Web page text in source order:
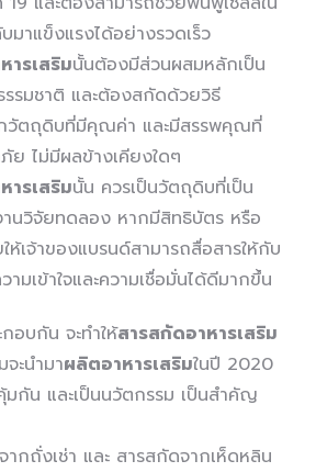
มาแข็งแรงได้อย่างรวดเร็ว
รเสริมนั้นต้องมีส่วนผสมหลักเป็น
รมชาติ และต้องสกัดด้วยวิธี
วัตถุดิบที่มีคุณค่า และมีสรรพคุณที่
ย ไม่มีผลข้างเคียงใดๆ
รเสริมนั้น ควรเป็นวัตถุดิบที่เป็น
นวิจัยทดลอง หากมีสิทธิบัตร หรือ
ห้เจ้าของแบรนด์สามารถสื่อสารให้กับ
ามเข้าใจและความเชื่อมั่นได้ดีมากขึ้น
อบกัน จะทำให้สารสกัดอาหารเสริม
จะนำมาผลิตอาหารเสริมในปี 2020
มกัน และเป็นนวัตกรรม เป็นสำคัญ
กถั่งเช่า และ สารสกัดจากเห็ดหลิน